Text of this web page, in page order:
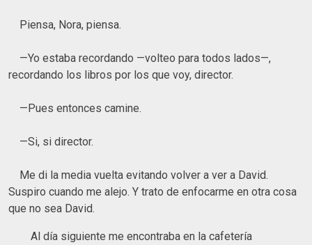
Piensa, Nora, piensa.
—Yo estaba recordando —volteo para todos lados—,
recordando los libros por los que voy, director.
—Pues entonces camine.
—Si, si director.
Me di la media vuelta evitando volver a ver a David.
Suspiro cuando me alejo. Y trato de enfocarme en otra cosa
que no sea David.
Al día siguiente me encontraba en la cafetería